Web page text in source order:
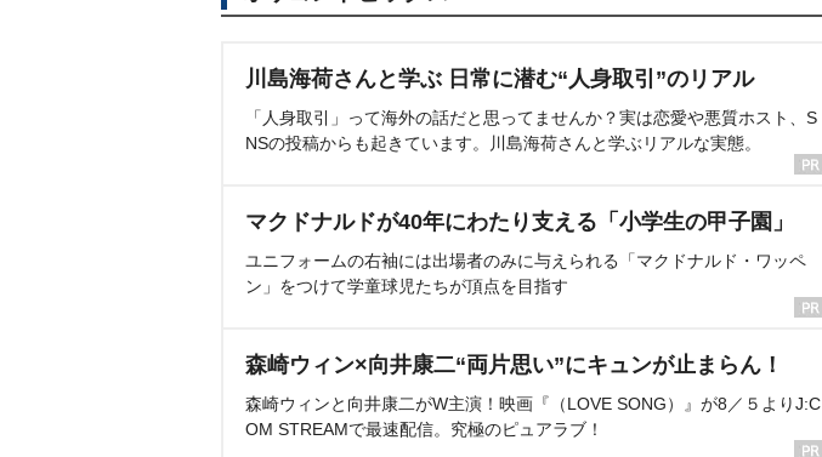
川島海荷さんと学ぶ 日常に潜む“人身取引”のリアル
「人身取引」って海外の話だと思ってませんか？実は恋愛や悪質ホスト、S
NSの投稿からも起きています。川島海荷さんと学ぶリアルな実態。
マクドナルドが40年にわたり支える「小学生の甲子園」
ユニフォームの右袖には出場者のみに与えられる「マクドナルド・ワッペ
ン」をつけて学童球児たちが頂点を目指す
森崎ウィン×向井康二“両片思い”にキュンが止まらん！
森崎ウィンと向井康二がW主演！映画『（LOVE SONG）』が8／５よりJ:C
OM STREAMで最速配信。究極のピュアラブ！